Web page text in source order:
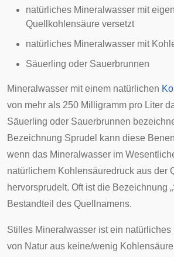
natürliches Mineralwasser mit
Quellkohlensäure versetzt
natürliches Mineralwasser mit
Säuerling oder Sauerbrunnen
Mineralwasser mit einem natürlichen
von mehr als 250 Milligramm pro Liter
Säuerling oder Sauerbrunnen
Bezeichnung Sprudel kann diese
wenn das Mineralwasser im
natürlichem Kohlensäuredruck aus der
hervorsprudelt. Oft ist die Bezeichnung
Bestandteil des Quellnamens.
Stilles Mineralwasser ist ein natürliches
von Natur aus keine/wenig